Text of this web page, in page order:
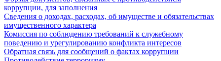
коррупции, для заполнения
Сведения о доходах, расходах, об имуществе и обязательствах
имущественного характера
Комиссия по соблюдению требований к служебному
поведению и урегулированию конфликта интересов
Обратная связь для сообщений о фактах коррупции